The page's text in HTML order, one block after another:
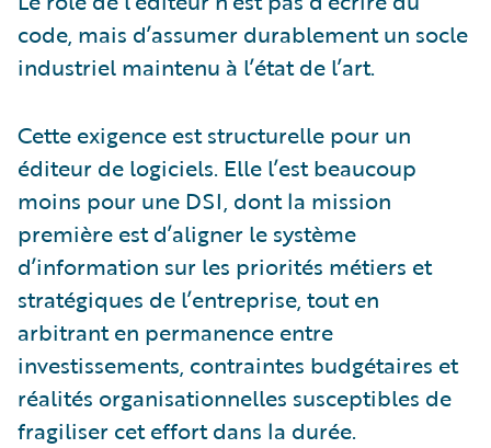
code, mais d’assumer durablement un socle
industriel maintenu à l’état de l’art.
Cette exigence est structurelle pour un
éditeur de logiciels. Elle l’est beaucoup
moins pour une DSI, dont la mission
première est d’aligner le système
d’information sur les priorités métiers et
stratégiques de l’entreprise, tout en
arbitrant en permanence entre
investissements, contraintes budgétaires et
réalités organisationnelles susceptibles de
fragiliser cet effort dans la durée.